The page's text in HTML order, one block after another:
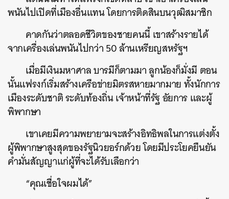
พนันไปเปิดที่เมืองอื่นแทน โดยการติดสินบนวุฒิสมาชิก
คาดกันว่าตลอดชีวิตของชายคนนี้ เขาสร้างรายได้
จากเครื่องเล่นพนันไปกว่า 50 ล้านเหรียญสหรัฐฯ
เมื่อมีเงินมหาศาล บารมีก็ตามมา ลูกน้องก็มั่งมี ตอน
นั้นแฟรงก์เริ่มสร้างเครือข่ายมิตรสหายมากมาย ทั้งนักการ
เมืองระดับชาติ ระดับท้องถิ่น เจ้าหน้าที่รัฐ อัยการ และผู้
พิพากษา
เขาเคยมีความพยายามจะสร้างอิทธิพลในการแต่งตั้ง
ผู้พิพากษาสูงสุดของรัฐนิวยอร์กด้วย โดยมีประโยคยืนยัน
คำมั่นสัญญาแก่ผู้ที่จะได้รับเลือกว่า
“คุณเชื่อใจผมได้”